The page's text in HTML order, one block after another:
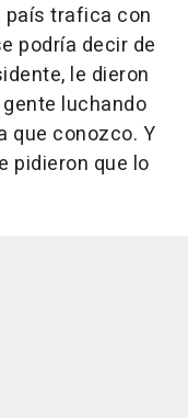
país trafica con
podría decir de
le dieron
luchando
que conozco. Y
pidieron que lo